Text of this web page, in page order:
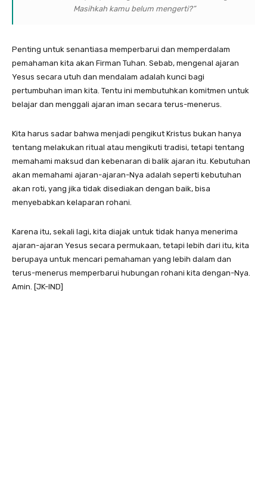
Masihkah kamu belum mengerti?”
Penting untuk senantiasa memperbarui dan memperdalam
pemahaman kita akan Firman Tuhan. Sebab, mengenal ajaran
Yesus secara utuh dan mendalam adalah kunci bagi
pertumbuhan iman kita. Tentu ini membutuhkan komitmen untuk
belajar dan menggali ajaran iman secara terus-menerus.
Kita harus sadar bahwa menjadi pengikut Kristus bukan hanya
tentang melakukan ritual atau mengikuti tradisi, tetapi tentang
memahami maksud dan kebenaran di balik ajaran itu. Kebutuhan
akan memahami ajaran-ajaran-Nya adalah seperti kebutuhan
akan roti, yang jika tidak disediakan dengan baik, bisa
menyebabkan kelaparan rohani.
Karena itu, sekali lagi, kita diajak untuk tidak hanya menerima
ajaran-ajaran Yesus secara permukaan, tetapi lebih dari itu, kita
berupaya untuk mencari pemahaman yang lebih dalam dan
terus-menerus memperbarui hubungan rohani kita dengan-Nya.
Amin. [JK-IND]